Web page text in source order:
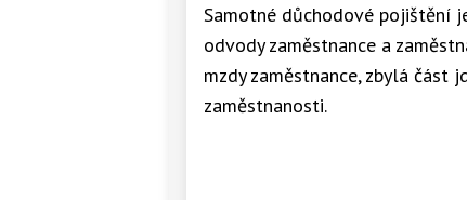
Samotné důchodové pojištění
odvody zaměstnance a
mzdy zaměstnance, zbylá
zaměstnanosti.